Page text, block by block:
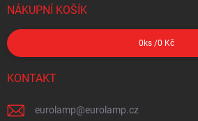
NÁKUPNÍ KOŠÍK
0 ks /0 Kč
KONTAKT
eurolamp@eurolamp.cz